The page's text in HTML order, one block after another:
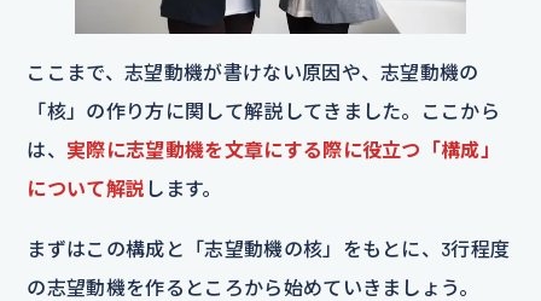
ここまで、志望動機が書けない原因や、志望動機の
「核」の作り方に関して解説してきました。ここから
は、 実際に志望動機を文章にする際に役立つ「構成」
について解説 します。
まずはこの構成と「志望動機の核」をもとに、3行程度
の志望動機を作るところから始めていきましょう。